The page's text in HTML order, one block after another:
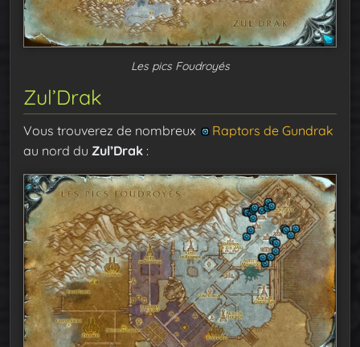
Les pics Foudroyés
Zul’Drak
Vous trouverez de nombreux
Raptors de Gundrak
au nord du Zul’Drak :